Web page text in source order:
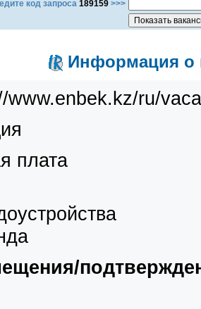
код запроса 189159 >>>
Информация о
ru/
плата